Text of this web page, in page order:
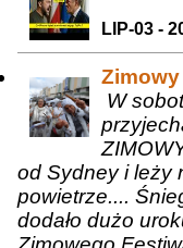
LIP-03 -
W
od Sydney i leży
powietrze....
dodało dużo